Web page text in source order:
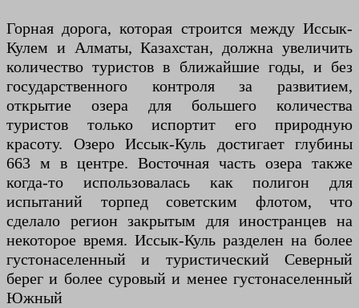
Горная дорога, которая строится между Иссык-
Кулем и Алматы, Казахстан, должна увеличить
количество туристов в ближайшие годы, и без
государственного контроля за развитием,
открытие озера для большего количества
туристов только испортит его природную
красоту. Озеро Иссык-Куль достигает глубины
663 м в центре. Восточная часть озера также
когда-то использовалась как полигон для
испытаний торпед советским флотом, что
сделало регион закрытым для иностранцев на
некоторое время. Иссык-Куль разделен на более
густонаселенный и туристический Северный
берег и более суровый и менее густонаселенный
Южный